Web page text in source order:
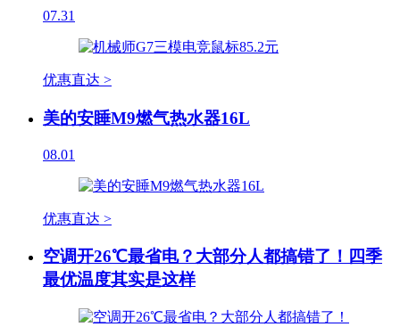
07.31
优惠直达 >
美的安睡M9燃气热水器16L
08.01
优惠直达 >
空调开26℃最省电？大部分人都搞错了！四季
最优温度其实是这样